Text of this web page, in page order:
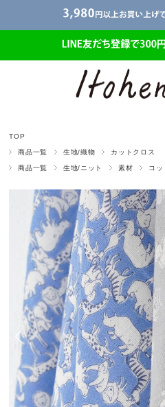
TOP
商品一覧 生地/織物 カットクロス
商品一覧 生地/ニット 素材 コッ